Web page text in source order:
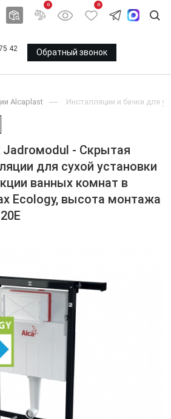
0 0
42
Обратный звонок
Alcaplast Инсталляции и бачки для
Jadroмodul - Скрытая
для сухой установки
ванных комнат в
Ecology, высота монтажа